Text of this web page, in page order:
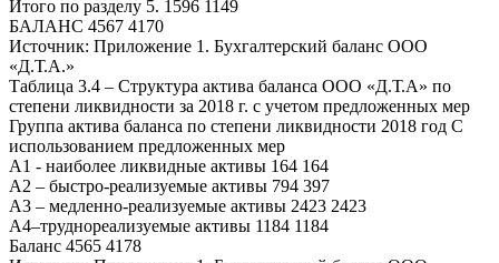
Итого по разделу 5. 1596 1149
БАЛАНС 4567 4170
Источник: Приложение 1. Бухгалтерский баланс ООО
«Д.Т.А.»
Таблица 3.4 – Структура актива баланса ООО «Д.Т.А» по
степени ликвидности за 2018 г. с учетом предложенных мер
Группа актива баланса по степени ликвидности 2018 год С
использованием предложенных мер
А1 - наиболее ликвидные активы 164 164
А2 – быстро-реализуемые активы 794 397
А3 – медленно-реализуемые активы 2423 2423
А4–труднореализуемые активы 1184 1184
Баланс 4565 4178